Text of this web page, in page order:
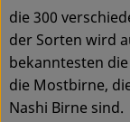
So geht's
Über uns
Blog &
die 300
der Sorten wird
bekanntesten
die Mostbirne,
Nashi Birne sind.